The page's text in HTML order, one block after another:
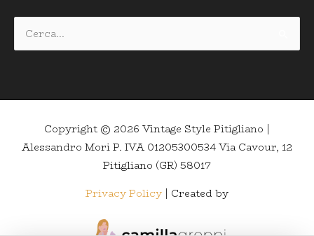
Cerca:
Copyright © 2026 Vintage Style Pitigliano |
Alessandro Mori P. IVA 01205300534 Via Cavour, 12
Pitigliano (GR) 58017
Privacy Policy | Created by